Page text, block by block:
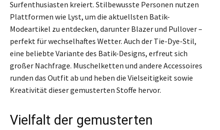
Surfenthusiasten kreiert. Stilbewusste Personen nutzen
Plattformen wie Lyst, um die aktuellsten Batik-
Modeartikel zu entdecken, darunter Blazer und Pullover –
perfekt für wechselhaftes Wetter. Auch der Tie-Dye-Stil,
eine beliebte Variante des Batik-Designs, erfreut sich
großer Nachfrage. Muschelketten und andere Accessoires
runden das Outfit ab und heben die Vielseitigkeit sowie
Kreativität dieser gemusterten Stoffe hervor.
Vielfalt der gemusterten